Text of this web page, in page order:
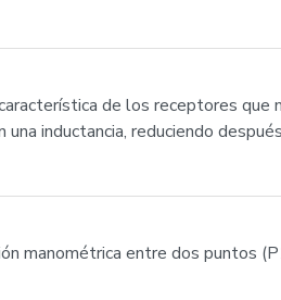
de los receptores que
inductancia, reduciendo
manométrica entre dos puntos